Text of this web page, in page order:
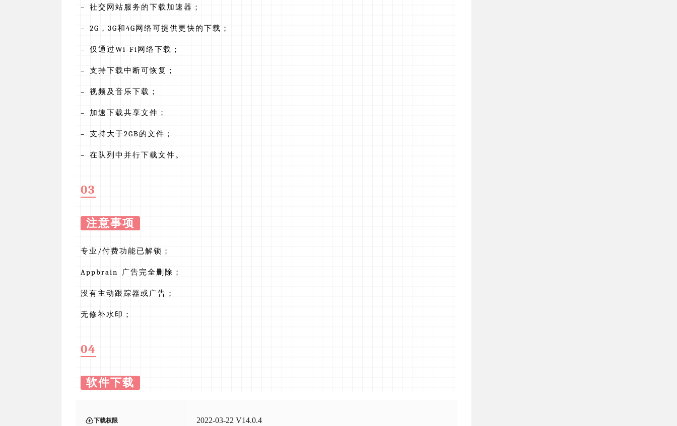
– 社交网站服务的下载加速器；
– 2G，3G和4G网络可提供更快的下载；
– 仅通过Wi-Fi网络下载；
– 支持下载中断可恢复；
– 视频及音乐下载；
– 加速下载共享文件；
– 支持大于2GB的文件；
– 在队列中并行下载文件。
03
注意事项
专业/付费功能已解锁；
Appbrain 广告完全删除；
没有主动跟踪器或广告；
无修补水印；
04
软件下载
下载权限 2022-03-22 V14.0.4